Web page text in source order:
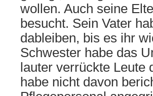
wollen. Auch seine
besucht. Sein Vater
dableiben, bis es ihr
Schwester habe das
lauter verrückte Leute
habe nicht davon